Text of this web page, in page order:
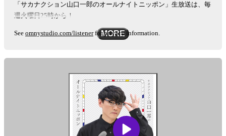
「サカナクション山口一郎のオールナイトニッポン」生放送は、毎
週火曜日25時から！
See omnystudio.com/listenerfor privacy information.
MORE